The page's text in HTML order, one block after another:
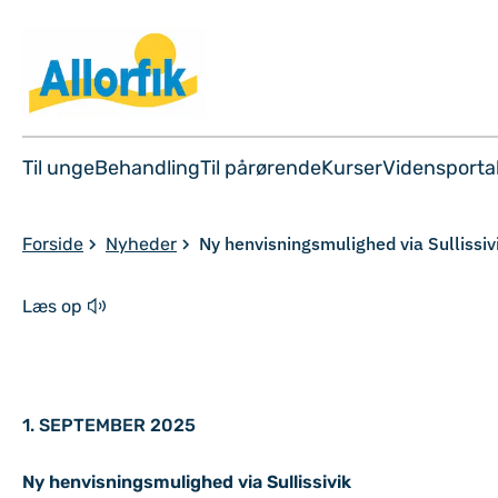
Til ungeBehandlingTil pårørendeKurserVidensportal
Forside Nyheder Ny henvisningsmulighed via
Læs op
1. SEPTEMBER 2025
Ny henvisningsmulighed via Sullissivik